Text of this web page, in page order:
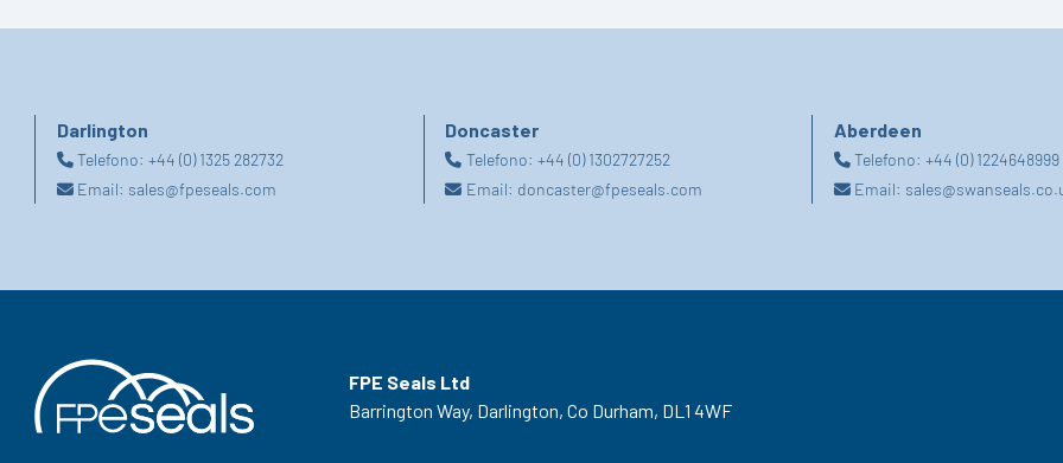
Darlington
Telefono:+44 (0) 1325 282732
Email: sales@fpeseals.com
Doncaster
Telefono: +44 (0) 1302727252
Email: doncaster@fpeseals.com
Aberdeen
Telefono: +44 (0) 1224648999
Email:
FPE Seals Ltd
Barrington Way, Darlington, Co Durham, DL1 4WF